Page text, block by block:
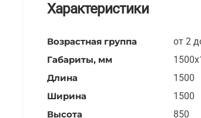
Характеристики
Возрастная группа
от 2
Габариты, мм
Длина
1500
Ширина
1500
Высота
850